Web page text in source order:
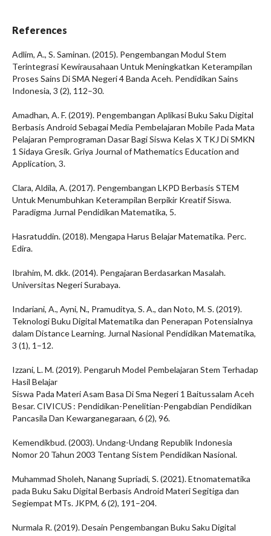
References
Adlim, A., S. Saminan. (2015). Pengembangan Modul Stem
Terintegrasi Kewirausahaan Untuk Meningkatkan Keterampilan
Proses Sains Di SMA Negeri 4 Banda Aceh. Pendidikan Sains
Indonesia, 3 (2), 112–30.
Amadhan, A. F. (2019). Pengembangan Aplikasi Buku Saku Digital
Berbasis Android Sebagai Media Pembelajaran Mobile Pada Mata
Pelajaran Pemprograman Dasar Bagi Siswa Kelas X TKJ Di SMKN
1 Sidaya Gresik. Griya Journal of Mathematics Education and
Application, 3.
Clara, Aldila, A. (2017). Pengembangan LKPD Berbasis STEM
Untuk Menumbuhkan Keterampilan Berpikir Kreatif Siswa.
Paradigma Jurnal Pendidikan Matematika, 5.
Hasratuddin. (2018). Mengapa Harus Belajar Matematika. Perc.
Edira.
Ibrahim, M. dkk. (2014). Pengajaran Berdasarkan Masalah.
Universitas Negeri Surabaya.
Indariani, A., Ayni, N., Pramuditya, S. A., dan Noto, M. S. (2019).
Teknologi Buku Digital Matematika dan Penerapan Potensialnya
dalam Distance Learning. Jurnal Nasional Pendidikan Matematika,
3 (1), 1–12.
Izzani, L. M. (2019). Pengaruh Model Pembelajaran Stem Terhadap
Hasil Belajar
Siswa Pada Materi Asam Basa Di Sma Negeri 1 Baitussalam Aceh
Besar. CIVICUS : Pendidikan-Penelitian-Pengabdian Pendidikan
Pancasila Dan Kewarganegaraan, 6 (2), 96.
Kemendikbud. (2003). Undang-Undang Republik Indonesia
Nomor 20 Tahun 2003 Tentang Sistem Pendidikan Nasional.
Muhammad Sholeh, Nanang Supriadi, S. (2021). Etnomatematika
pada Buku Saku Digital Berbasis Android Materi Segitiga dan
Segiempat MTs. JKPM, 6 (2), 191–204.
Nurmala R. (2019). Desain Pengembangan Buku Saku Digital